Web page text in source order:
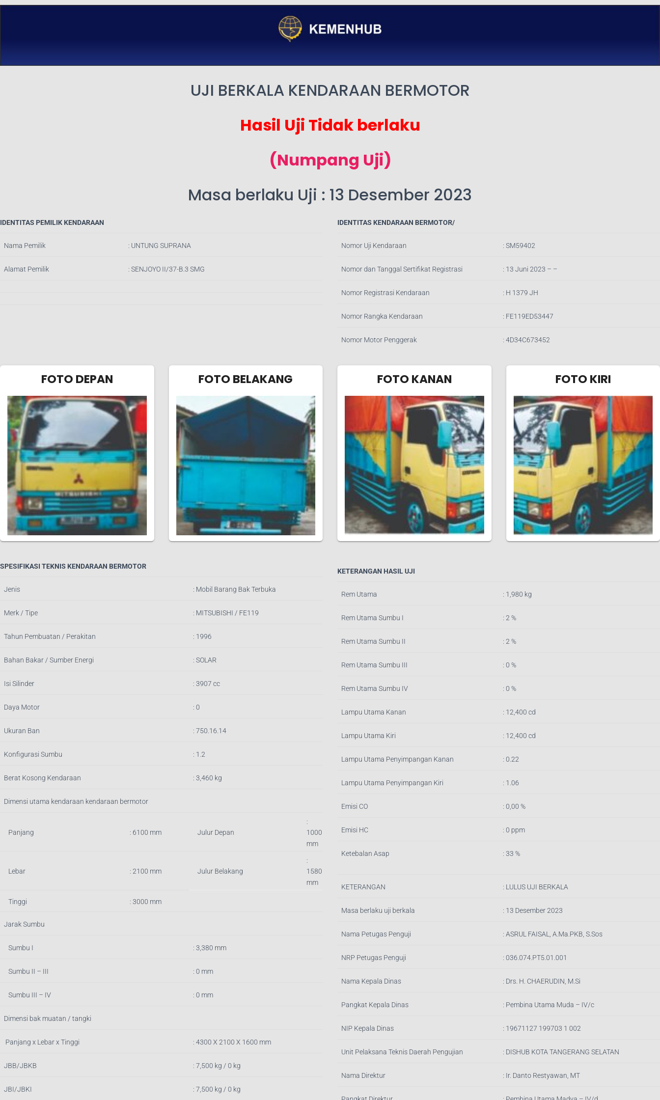
UJI BERKALA KENDARAAN BERMOTOR
Hasil Uji Tidak berlaku
(Numpang Uji)
Masa berlaku Uji : 13 Desember 2023
IDENTITAS PEMILIK KENDARAAN
Nama Pemilik : UNTUNG SUPRANA
Alamat Pemilik : SENJOYO II/37-B.3 SMG
IDENTITAS KENDARAAN BERMOTOR/
Nomor Uji Kendaraan : SM59402
Nomor dan Tanggal Sertifikat Registrasi : 13 Juni 2023 – –
Nomor Registrasi Kendaraan : H 1379 JH
Nomor Rangka Kendaraan : FE119ED53447
Nomor Motor Penggerak : 4D34C673452
FOTO DEPAN FOTO BELAKANG FOTO KANAN FOTO KIRI
SPESIFIKASI TEKNIS KENDARAAN BERMOTOR
Jenis : Mobil Barang Bak Terbuka
Merk / Tipe : MITSUBISHI / FE119
Tahun Pembuatan / Perakitan : 1996
Bahan Bakar / Sumber Energi : SOLAR
Isi Silinder : 3907 cc
Daya Motor : 0
Ukuran Ban : 750.16.14
Konfigurasi Sumbu : 1.2
Berat Kosong Kendaraan : 3,460 kg
Dimensi utama kendaraan kendaraan bermotor
Panjang : 6100 mm Julur Depan
:
1000
mm
Lebar : 2100 mm Julur Belakang
:
1580
mm
Tinggi : 3000 mm
Jarak Sumbu
Sumbu I : 3,380 mm
Sumbu II – III : 0 mm
Sumbu III – IV : 0 mm
Dimensi bak muatan / tangki
Panjang x Lebar x Tinggi : 4300 X 2100 X 1600 mm
JBB/JBKB : 7,500 kg / 0 kg
JBI/JBKI : 7,500 kg / 0 kg
KETERANGAN HASIL UJI
Rem Utama : 1,980 kg
Rem Utama Sumbu I : 2 %
Rem Utama Sumbu II : 2 %
Rem Utama Sumbu III : 0 %
Rem Utama Sumbu IV : 0 %
Lampu Utama Kanan : 12,400 cd
Lampu Utama Kiri : 12,400 cd
Lampu Utama Penyimpangan Kanan : 0.22
Lampu Utama Penyimpangan Kiri : 1.06
Emisi CO : 0,00 %
Emisi HC : 0 ppm
Ketebalan Asap : 33 %
KETERANGAN : LULUS UJI BERKALA
Masa berlaku uji berkala : 13 Desember 2023
Nama Petugas Penguji : ASRUL FAISAL, A.Ma.PKB, S.Sos
NRP Petugas Penguji : 036.074.PT5.01.001
Nama Kepala Dinas : Drs. H. CHAERUDIN, M.Si
Pangkat Kepala Dinas : Pembina Utama Muda – IV/c
NIP Kepala Dinas : 19671127 199703 1 002
Unit Pelaksana Teknis Daerah Pengujian : DISHUB KOTA TANGERANG SELATAN
Nama Direktur : Ir. Danto Restyawan, MT